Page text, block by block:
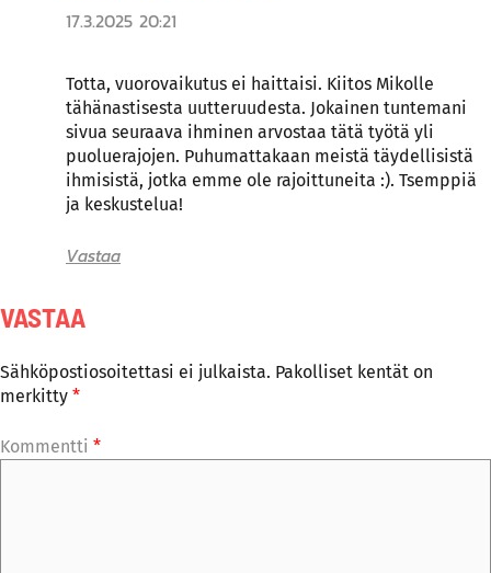
17.3.2025 20:21
Totta, vuorovaikutus ei haittaisi. Kiitos Mikolle
tähänastisesta uutteruudesta. Jokainen tuntemani
sivua seuraava ihminen arvostaa tätä työtä yli
puoluerajojen. Puhumattakaan meistä täydellisistä
ihmisistä, jotka emme ole rajoittuneita :). Tsemppiä
ja keskustelua!
Vastaa
VASTAA
Sähköpostiosoitettasi ei julkaista. Pakolliset kentät on
merkitty *
Kommentti *